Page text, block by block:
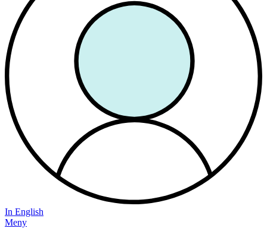
In English
Meny